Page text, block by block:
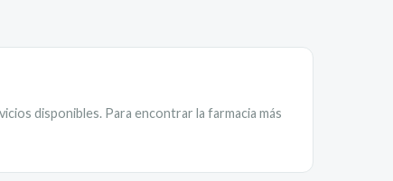
disponibles. Para encontrar la farmacia más